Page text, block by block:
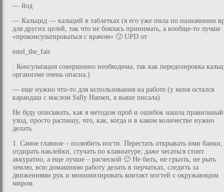
— йод
— Кальцид — кальций в таблетках (я его уже пила по назначению
для других целей, так что не боялась принимать, а вообще-то лучше
«проконсультироваться с врачом» 🙂 UPD от
estel_the_fair
: Консультация совершенно необходима, так как передозировка
организме очень опасна.)
— еще нужно что-то для использования на работе (у меня остался
карандаш с маслом Sally Hansen, я выше писала)
Не буду описывать, как я методом проб и ошибок нашла правильный
уход, просто распишу, что, как, когда и в каком количестве нужно
делать.
1. Самое главное – полюбить ногти. Перестать открывать ими банки,
отдирать наклейки, стучать по клавиатуре; даже чесаться стоит
аккуратно, а еще лучше – расческой 🙂 Не бить, не грызть, не рыть
землю, всю домашнюю работу делать в перчатках, следить за
движениями рук и минимизировать контакт ногтей с окружающим
миром.